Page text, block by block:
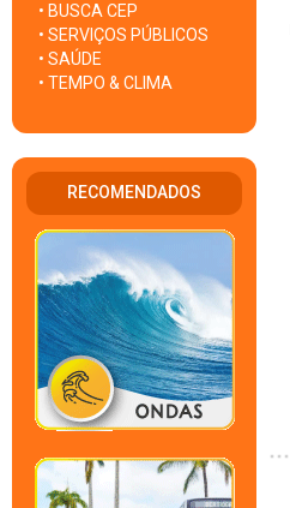
• BUSCA CEP
• SERVIÇOS PÚBLICOS
• SAÚDE
• TEMPO & CLIMA
RECOMENDADOS